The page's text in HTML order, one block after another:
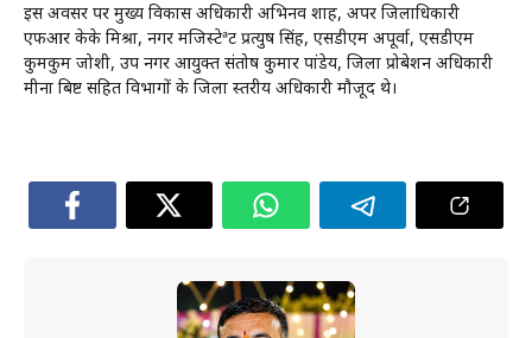
इस अवसर पर मुख्य विकास अधिकारी अभिनव शाह, अपर जिलाधिकारी
एफआर केके मिश्रा, नगर मजिस्टेªट प्रत्युष सिंह, एसडीएम अपूर्वा, एसडीएम
कुमकुम जोशी, उप नगर आयुक्त संतोष कुमार पांडेय, जिला प्रोबेशन अधिकारी
मीना बिष्ट सहित विभागों के जिला स्तरीय अधिकारी मौजूद थे।